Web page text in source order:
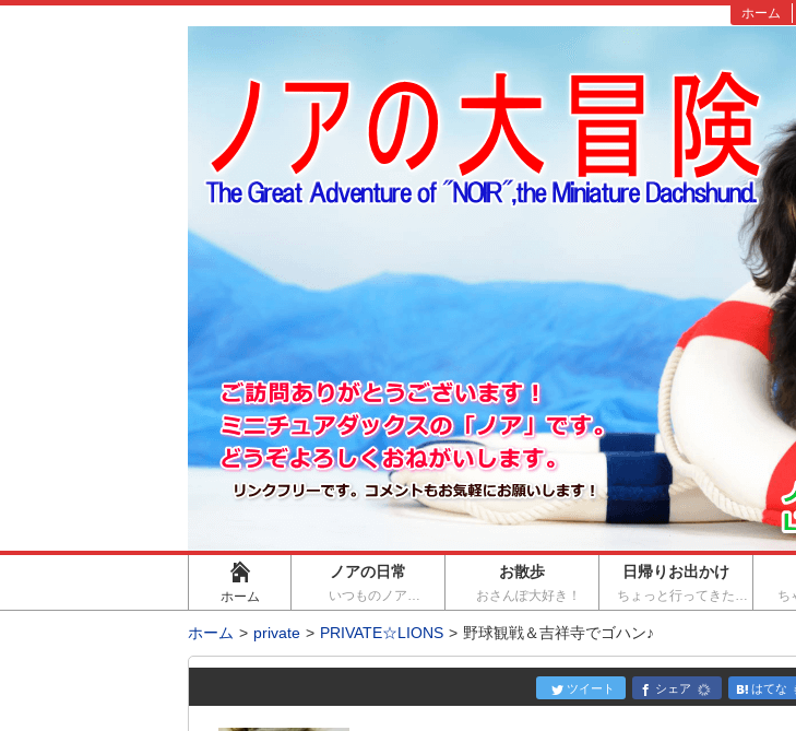
ホーム
ホーム
ノアの日常
いつものノア…
お散歩
おさんぽ大好き！
日帰りお出かけ
ちょっと行ってきた… ち
ホーム private PRIVATE☆LIONS 野球観戦＆吉祥寺でゴハン♪
ツイート シェア はてな